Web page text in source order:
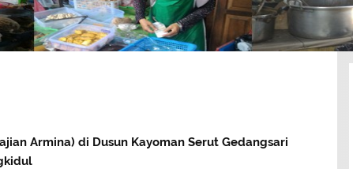
Armina) di Dusun Kayoman Serut Gedangsari